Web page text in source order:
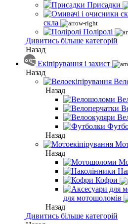
Присадки
скла
Поліролі
Дивитись більше категорій
Назад
Екіпірування і захист
Назад
Назад
Назад
Назад
Кофри
для мотошоломів
Назад
Дивитись більше категорій